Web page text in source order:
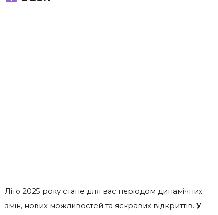
Літо 2025 року стане для вас періодом динамічних
змін, нових можливостей та яскравих відкриттів. У